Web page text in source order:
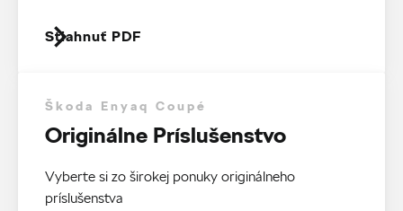
Stiahnuť PDF
Škoda Enyaq Coupé
Originálne Príslušenstvo
Vyberte si zo širokej ponuky originálneho
príslušenstva